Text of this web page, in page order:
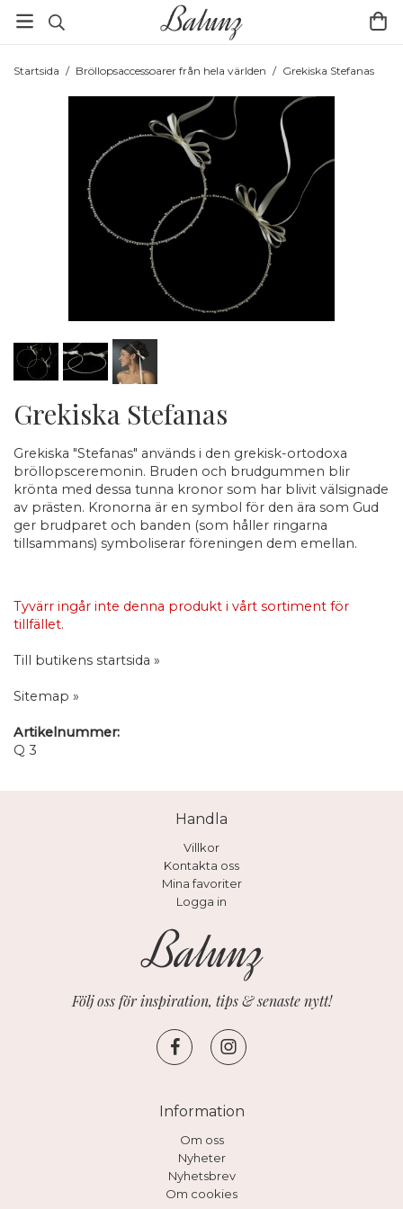
Startsida / Bröllopsaccessoarer från hela världen / Grekiska Stefanas
Grekiska Stefanas
Grekiska "Stefanas" används i den grekisk-ortodoxa
bröllopsceremonin. Bruden och brudgummen blir
krönta med dessa tunna kronor som har blivit välsignade
av prästen. Kronorna är en symbol för den ära som Gud
ger brudparet och banden (som håller ringarna
tillsammans) symboliserar föreningen dem emellan.
Tyvärr ingår inte denna produkt i vårt sortiment för
tillfället.
Till butikens startsida »
Sitemap »
Artikelnummer:
Q 3
Handla
Villkor
Kontakta oss
Mina favoriter
Logga in
Följ oss för inspiration, tips & senaste nytt!
Information
Om oss
Nyheter
Nyhetsbrev
Om cookies